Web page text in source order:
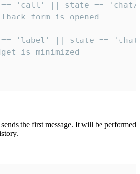
'call' || state ==
form is opened
'label' || state ==
is minimized
the first message. It will be performed